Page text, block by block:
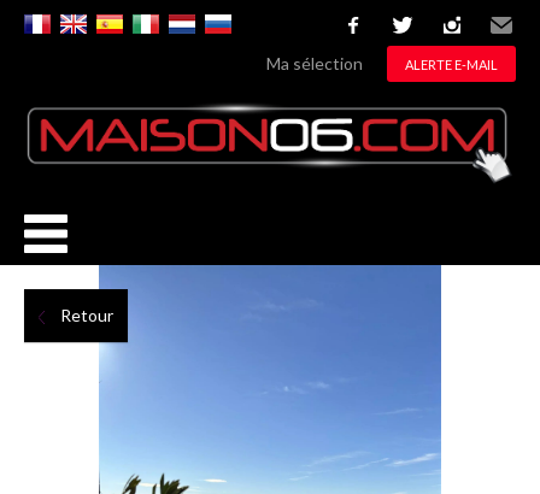
facebooktwitterinstagram
Email
Ma sélection ALERTE E-MAIL
Retour